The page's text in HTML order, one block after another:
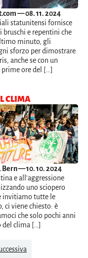
— 08. 11. 2024
statunitensi fornisce
e repentini che
minuto, gli
sforzo per dimostrare
anche se con un
ore del […]
CLIMA
— 10. 10. 2024
e all'aggressione
uno sciopero
invitiamo tutte le
ci viene chiesto: è
che solo pochi anni
del clima […]